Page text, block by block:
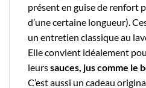
présent en guise de renfort
d’une certaine longueur).
un entretien classique au
Elle convient idéalement
leurssauces, jus comme le
C’est aussi un cadeau